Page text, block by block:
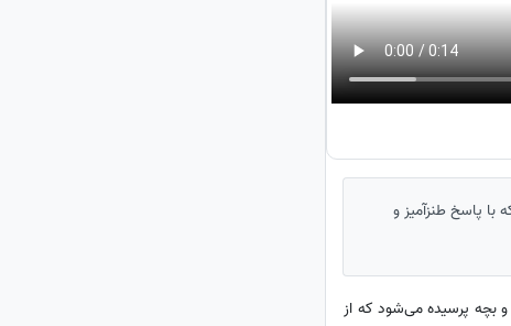
پاسخ طنزآمیز و
و بچه پرسیده می‌شود که از